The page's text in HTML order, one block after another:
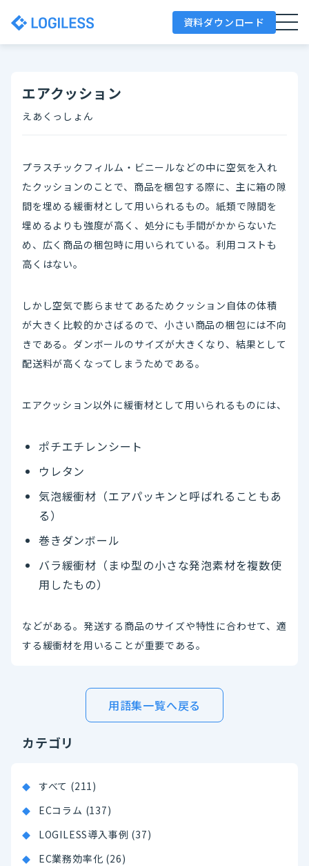
資料ダウンロード
エアクッション
えあくっしょん
プラスチックフィルム・ビニールなどの中に空気を入れ
たクッションのことで、商品を梱包する際に、主に箱の隙
間を埋める緩衝材として用いられるもの。紙類で隙間を
埋めるよりも強度が高く、処分にも手間がかからないた
め、広く商品の梱包時に用いられている。利用コストも
高くはない。
しかし空気で膨らませてあるためクッション自体の体積
が大きく比較的かさばるので、小さい商品の梱包には不向
きである。ダンボールのサイズが大きくなり、結果として
配送料が高くなってしまうためである。
エアクッション以外に緩衝材として用いられるものには、
ポチエチレンシート
ウレタン
気泡緩衝材（エアパッキンと呼ばれることもあ
る）
巻きダンボール
バラ緩衝材（まゆ型の小さな発泡素材を複数使
用したもの）
などがある。発送する商品のサイズや特性に合わせて、適
する緩衝材を用いることが重要である。
用語集一覧へ戻る
カテゴリ
すべて (211)
ECコラム (137)
LOGILESS導入事例 (37)
EC業務効率化 (26)